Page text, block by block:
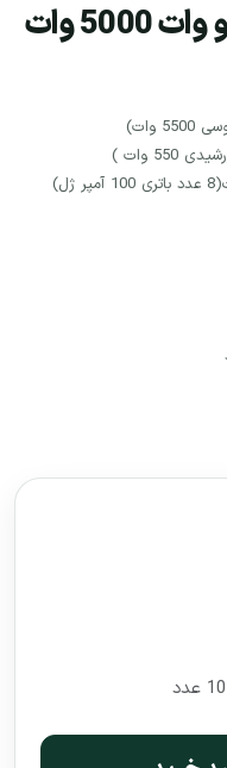
سیستم خورشیدی 5 کیلو وات 5000 وات